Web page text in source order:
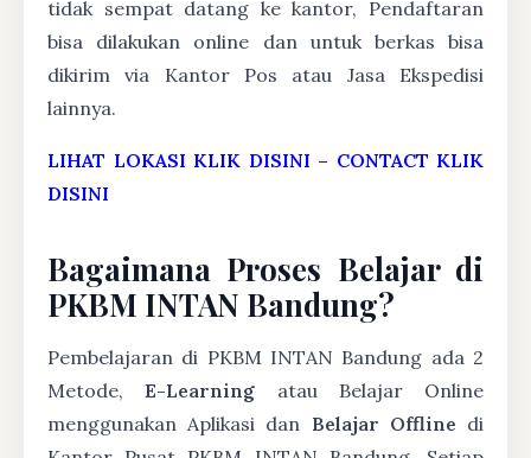
tidak sempat datang ke kantor, Pendaftaran
bisa dilakukan online dan untuk berkas bisa
dikirim via Kantor Pos atau Jasa Ekspedisi
lainnya.
LIHAT LOKASI KLIK DISINI – CONTACT KLIK
DISINI
Bagaimana Proses Belajar di
PKBM INTAN Bandung?
Pembelajaran di PKBM INTAN Bandung ada 2
Metode,E-Learning atau Belajar Online
menggunakan Aplikasi dan Belajar Offline di